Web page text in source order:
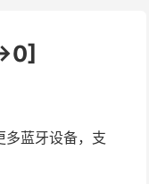
多蓝牙设备，支